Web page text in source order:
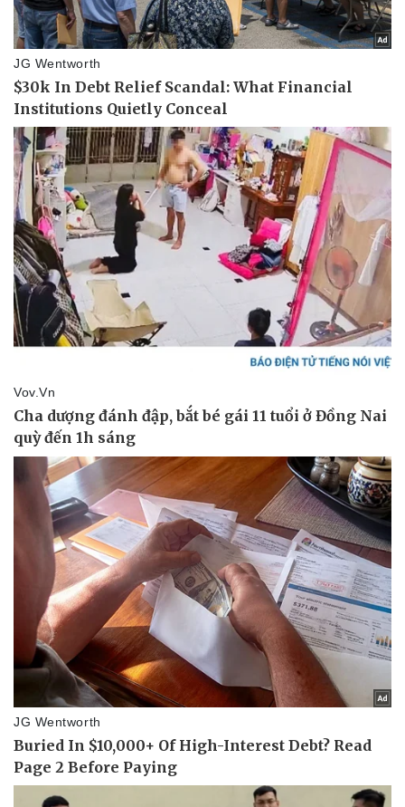
Sản phụ khoa
Nhi khoa
Nam khoa
Làm đẹp - giảm cân
Phòng mạch online
Ăn sạch sống khỏe
Tình yêu - Gia đình
Văn hóa
Sân khấu - Điện ảnh
Văn học
Âm nhạc
Giải trí
Nghệ sĩ
Thời trang